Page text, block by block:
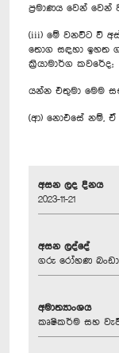
ප්‍රමාණය වෙන්
(iii) මේ වනවිට වී
තොග සඳහා ඉහත
ක්‍රියාමාර්ග කවරේද;
යන්න එතුමා මෙම
(ආ) නොඑසේ නම්, ඒ
අසන ලද දිනය
2023-11-21
අසන ලද්දේ
ගරු රෝහණ
අමාත්‍යාංශය
කෘෂිකර්ම සහ